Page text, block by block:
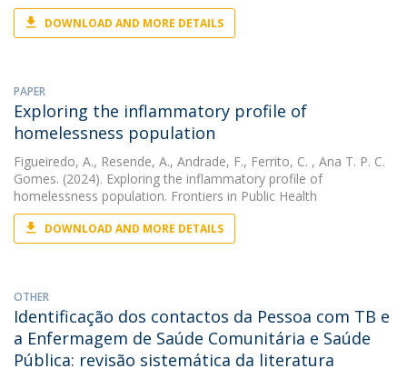
DOWNLOAD AND MORE DETAILS
PAPER
Exploring the inflammatory profile of
homelessness population
Figueiredo, A., Resende, A., Andrade, F., Ferrito, C. , Ana T. P. C.
Gomes. (2024). Exploring the inflammatory profile of
homelessness population. Frontiers in Public Health
DOWNLOAD AND MORE DETAILS
OTHER
Identificação dos contactos da Pessoa com TB e
a Enfermagem de Saúde Comunitária e Saúde
Pública: revisão sistemática da literatura